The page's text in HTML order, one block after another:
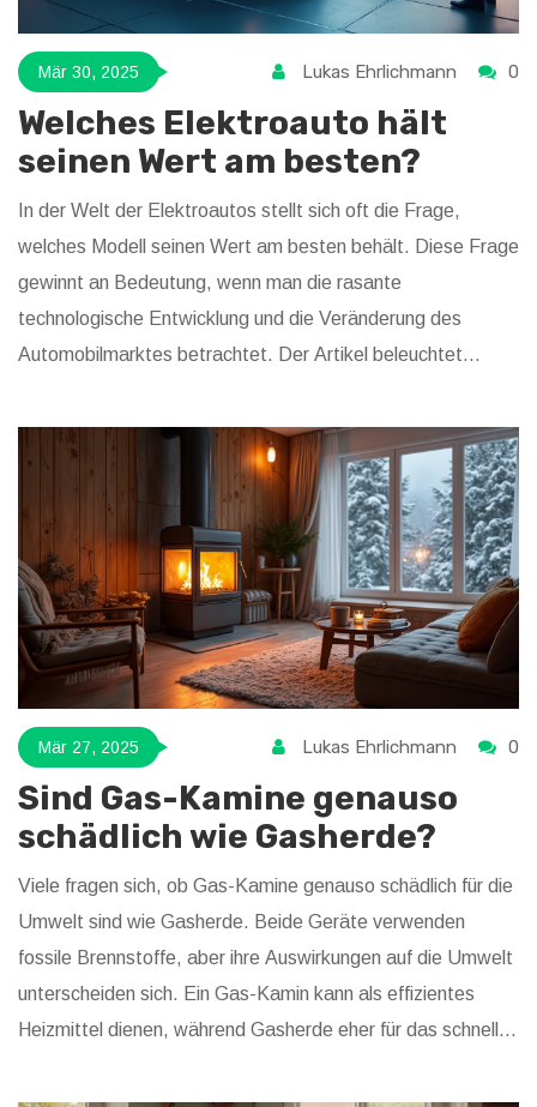
Mär 30, 2025 Lukas Ehrlichmann 0
Welches Elektroauto hält
seinen Wert am besten?
In der Welt der Elektroautos stellt sich oft die Frage,
welches Modell seinen Wert am besten behält. Diese Frage
gewinnt an Bedeutung, wenn man die rasante
technologische Entwicklung und die Veränderung des
Automobilmarktes betrachtet. Der Artikel beleuchtet
Verhältnissen und ihrer Langzeitzuverlässigkeit ihren Wert
besonders gut halten. Praktische Tipps helfen, die richtige
Wahl zu treffen und eine lohnende Investition zu sichern.
Mär 27, 2025 Lukas Ehrlichmann 0
Sind Gas-Kamine genauso
schädlich wie Gasherde?
Viele fragen sich, ob Gas-Kamine genauso schädlich für die
Umwelt sind wie Gasherde. Beide Geräte verwenden
fossile Brennstoffe, aber ihre Auswirkungen auf die Umwelt
unterscheiden sich. Ein Gas-Kamin kann als effizientes
Heizmittel dienen, während Gasherde eher für das schnelle
Umweltbelastungen als auch die Effizienz zu bewerten, um